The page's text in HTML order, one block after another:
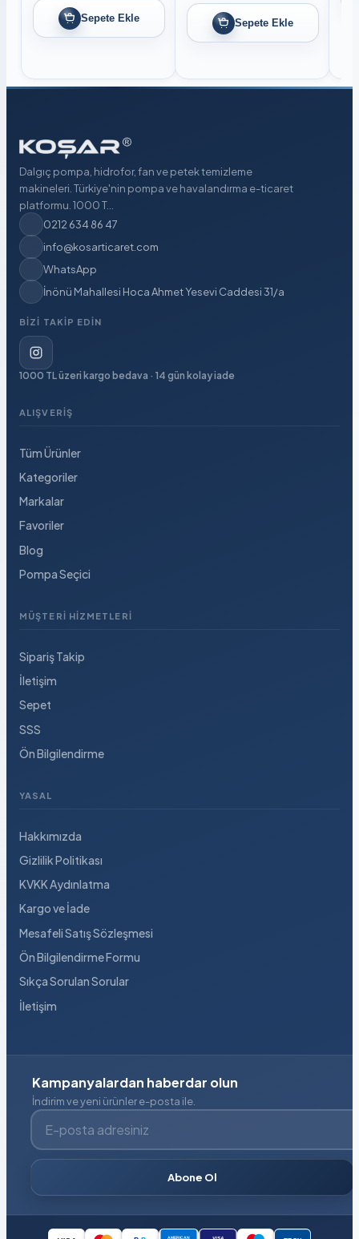
Sepete Ekle Sepete Ekle
Dalgıç pompa, hidrofor, fan ve petek temizleme
makineleri. Türkiye'nin pompa ve havalandırma e-ticaret
platformu. 1000 T...
0212 634 86 47
info@kosarticaret.com
WhatsApp
İnönü Mahallesi Hoca Ahmet Yesevi Caddesi 31/a
BIZI TAKIP EDIN
1000 TL üzeri kargo bedava · 14 gün kolay iade
ALIŞVERIŞ
Tüm Ürünler
Kategoriler
Markalar
Favoriler
Blog
Pompa Seçici
MÜŞTERI HIZMETLERI
Sipariş Takip
İletişim
Sepet
SSS
Ön Bilgilendirme
YASAL
Hakkımızda
Gizlilik Politikası
KVKK Aydınlatma
Kargo ve İade
Mesafeli Satış Sözleşmesi
Ön Bilgilendirme Formu
Sıkça Sorulan Sorular
İletişim
Kampanyalardan haberdar olun
İndirim ve yeni ürünler e-posta ile.
E-posta adresiniz
Abone Ol
AMERICAN
VISA